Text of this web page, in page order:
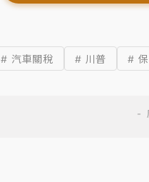
# 汽車關稅 # 川普 #